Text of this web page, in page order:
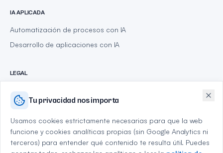
IA APLICADA
Automatización de procesos con IA
Desarrollo de aplicaciones con IA
LEGAL
Política de privacidad
Aviso legal
Política de cookies
Tu privacidad nos importa
Usamos cookies estrictamente necesarias para que la web
funcione y cookies analíticas propias (sin Google Analytics ni
terceros) para entender qué contenido te resulta útil. Puedes